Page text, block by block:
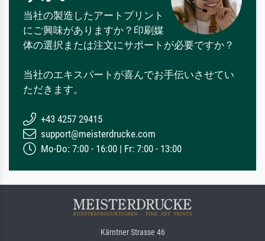
当社の製造したアートプリント
にご興味がありますか？印刷媒
体の選択または注文にサポートが必要ですか？
当社のエキスパートが喜んでお手伝いさせてい
ただきます。
+43 4257 29415
support@meisterdrucke.com
Mo-Do: 7:00 - 16:00 | Fr: 7:00 - 13:00
Kärntner Strasse 46